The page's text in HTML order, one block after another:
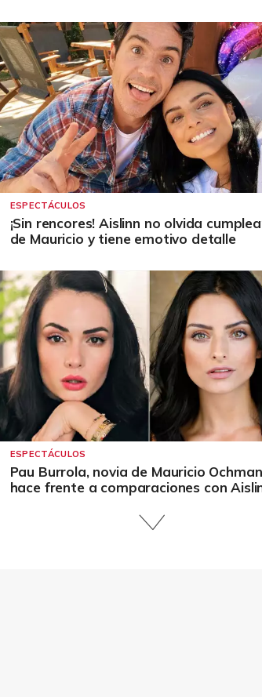
ESPECTÁCULOS
¡Sin rencores! Aislinn no olvida
de Mauricio y tiene emotivo detalle
ESPECTÁCULOS
Pau Burrola, novia de Mauricio
hace frente a comparaciones con